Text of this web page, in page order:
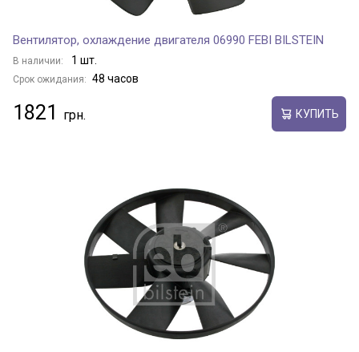
Вентилятор, охлаждение двигателя 06990 FEBI BILSTEIN
В наличии: 1 шт.
Срок ожидания: 48 часов
1821 КУПИТЬ